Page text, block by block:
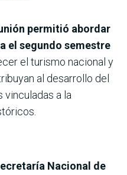
permitió abordar
el segundo semestre
el turismo nacional y
al desarrollo del
vinculadas a la
Nacional de